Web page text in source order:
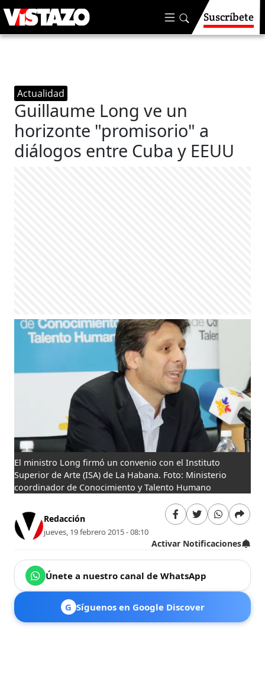
Suscríbete
Actualidad
Guillaume Long ve un
horizonte "promisorio" a
diálogos entre Cuba y EEUU
El ministro Long firmó un convenio con el Instituto
Superior de Arte (ISA) de La Habana. Foto: Ministerio
coordinador de Conocimiento y Talento Humano
Redacción
jueves, 19 febrero 2015 - 08:10
Activar Notificaciones
Únete a nuestro canal de WhatsApp
G Síguenos en Google Discover